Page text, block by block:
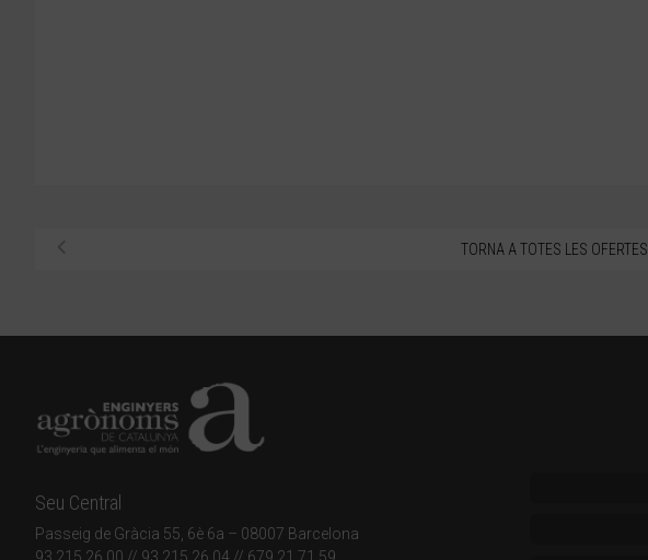
TORNA A TOTES LES OFERTES
Seu Central
Passeig de Gràcia 55, 6è 6a – 08007 Barcelona